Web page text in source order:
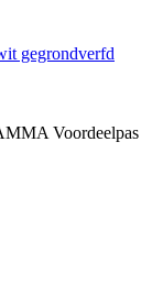
gegrondverfd
Voordeelpas